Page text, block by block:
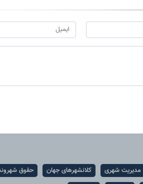
مدیریت شهری کلانشهرهای جهان حقوق